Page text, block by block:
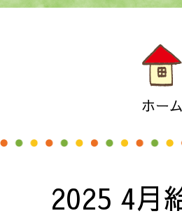
ホーム
2025 4月